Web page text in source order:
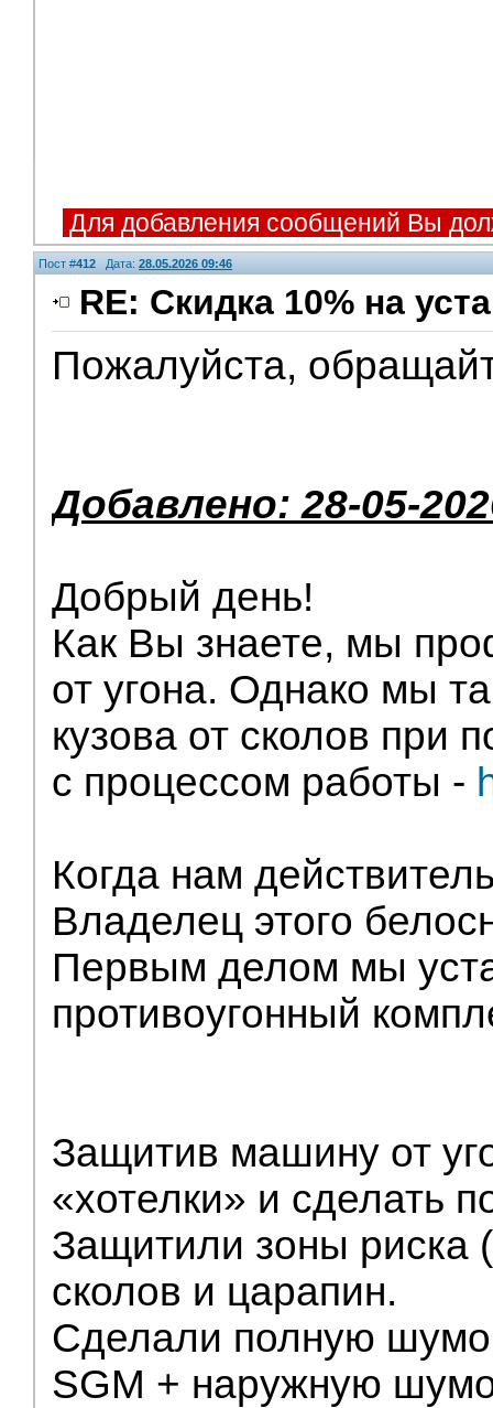
Для добавления сообщений Вы
Пост #412 Дата: 28.05.2026 09:46
RE: Скидка 10% на
Пожалуйста,
Добавлено: 28-05-
Добрый день!
Как Вы знаете, мы
от угона. Однако мы
кузова от сколов при
с процессом работы -
Когда нам
Владелец этого
Первым делом мы
противоугонный
Защитив машину от
«хотелки» и сделать
Защитили зоны риска
сколов и царапин.
Сделали полную
SGM + наружную